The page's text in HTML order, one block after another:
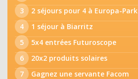
3
2 séjours pour 4 à Europa-Park
4
1 séjour à Biarritz
5
5x4 entrées Futuroscope
6
20x2 produits solaires
7
Gagnez une servante Facom